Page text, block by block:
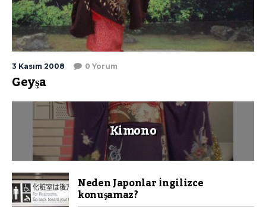
3 Kasım 2008 0 Yorum
Geyşa
Kimono
Neden Japonlar İngilizce
konuşamaz?